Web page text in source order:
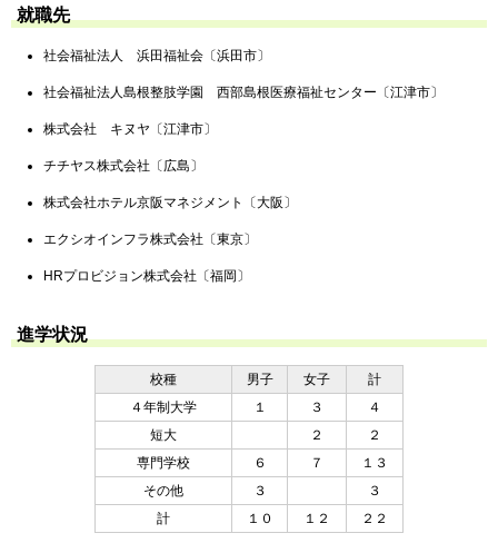
就職先
社会福祉法人 浜田福祉会〔浜田市〕
社会福祉法人島根整肢学園 西部島根医療福祉センター〔江津市〕
株式会社 キヌヤ〔江津市〕
チチヤス株式会社〔広島〕
株式会社ホテル京阪マネジメント〔大阪〕
エクシオインフラ株式会社〔東京〕
HRプロビジョン株式会社〔福岡〕
進学状況
校種 男子 女子
計
４年制大学
１ ３
４
短大
２
２
専門学校
６ ７
１３
その他
３
３
計
１０ １２ ２２